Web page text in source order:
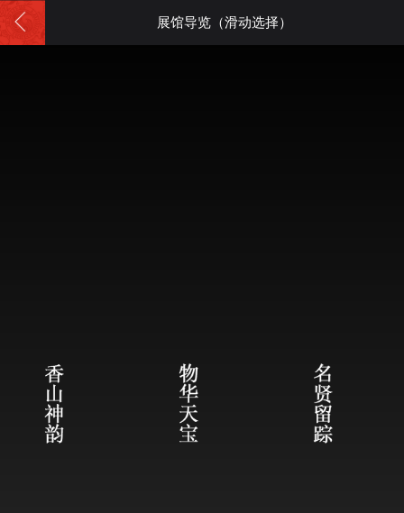
展馆导览（滑动选择）